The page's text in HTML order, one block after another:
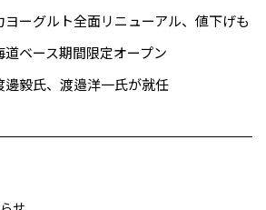
ーグルト全面リニューアル、値下げも
ベース期間限定オープン
邊毅氏、渡邉洋一氏が就任